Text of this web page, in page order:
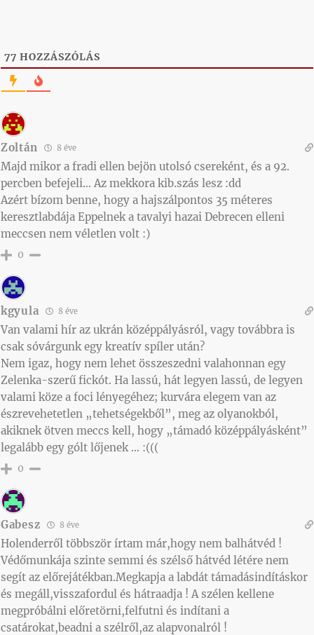
77 HOZZÁSZÓLÁS
Zoltán 8 éve
Majd mikor a fradi ellen bejön utolsó csereként, és a 92.
percben befejeli… Az mekkora kib.szás lesz :dd
Azért bízom benne, hogy a hajszálpontos 35 méteres
keresztlabdája Eppelnek a tavalyi hazai Debrecen elleni
meccsen nem véletlen volt :)
0
kgyula 8 éve
Van valami hír az ukrán középpályásról, vagy továbbra is
csak sóvárgunk egy kreatív spíler után?
Nem igaz, hogy nem lehet összeszedni valahonnan egy
Zelenka-szerű fickót. Ha lassú, hát legyen lassú, de legyen
valami köze a foci lényegéhez; kurvára elegem van az
észrevehetetlen „tehetségekből”, meg az olyanokból,
akiknek ötven meccs kell, hogy „támadó középpályásként”
legalább egy gólt lőjenek … :(((
0
Gabesz 8 éve
Holenderről többször írtam már,hogy nem balhátvéd !
Védőmunkája szinte semmi és szélső hátvéd létére nem
segít az előrejátékban.Megkapja a labdát támadásindításkor
és megáll,visszafordul és hátraadja ! A szélen kellene
megpróbálni előretörni,felfutni és indítani a
csatárokat,beadni a szélről,az alapvonalról !